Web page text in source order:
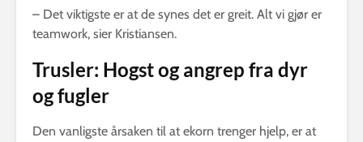
– Det viktigste er at de synes det er greit. Alt vi gjør er
teamwork, sier Kristiansen.
Trusler: Hogst og angrep fra dyr
og fugler
Den vanligste årsaken til at ekorn trenger hjelp, er at